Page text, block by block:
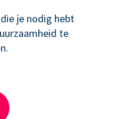
je nodig hebt
te